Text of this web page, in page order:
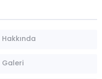
Hakkında
Galeri